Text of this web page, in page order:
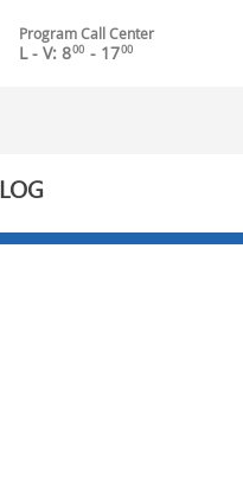
Program Call Center
L - V: 800 - 1700